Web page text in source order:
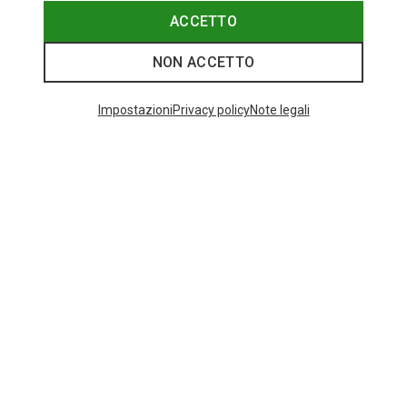
Categorie speciali
ACCETTO
NON ACCETTO
ImpostazioniPrivacy policyNote legali